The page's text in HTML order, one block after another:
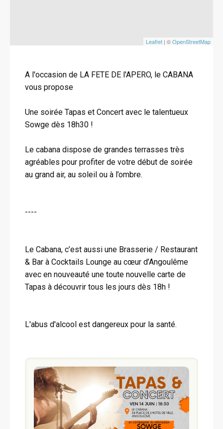
Leaflet | ©OpenStreetMap
A l'occasion de LA FETE DE l'APERO, le CABANA
vous propose
Une soirée Tapas et Concert avec le talentueux
Sowge dès 18h30 !
Le cabana dispose de grandes terrasses très
agréables pour profiter de votre début de soirée
au grand air, au soleil ou à l’ombre.
----
Le Cabana, c’est aussi une Brasserie / Restaurant
& Bar à Cocktails Lounge au cœur d’Angoulême
avec en nouveauté une toute nouvelle carte de
Tapas à découvrir tous les jours dès 18h !
L'abus d'alcool est dangereux pour la santé.